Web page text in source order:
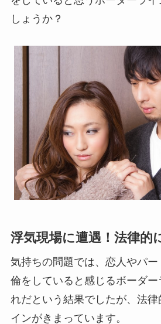
しょうか？
浮気現場に遭遇！法律的
気持ちの問題では、恋人やパ
倫をしていると感じるボーダ
れだという結果でしたが、法律
インがきまっています。